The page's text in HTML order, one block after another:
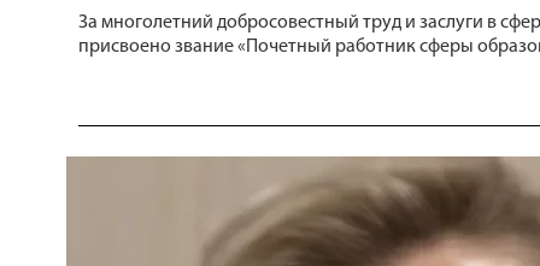
За многолетний добросовестный труд и заслуги в
присвоено звание «Почетный работник сферы